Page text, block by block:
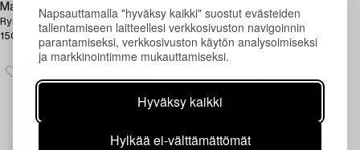
Napsauttamalla "hyväksy kaikki" suostut evästeiden
tallentamiseen laitteellesi verkkosivuston navigoinnin
parantamiseksi, verkkosivuston käytön analysoimiseksi
ja markkinointimme mukauttamiseksi.
Hyväksy kaikki
Hylkää ei-välttämättömät
Maija Kolsi-Mäkelä
Ryijy, malli Helmi Vuorelma. Noin
150 x 120 cm.
Marjatta Metsovaara
Ryijy / ryijymatto, malli Finnrya.
Noin 185 x 135 cm.